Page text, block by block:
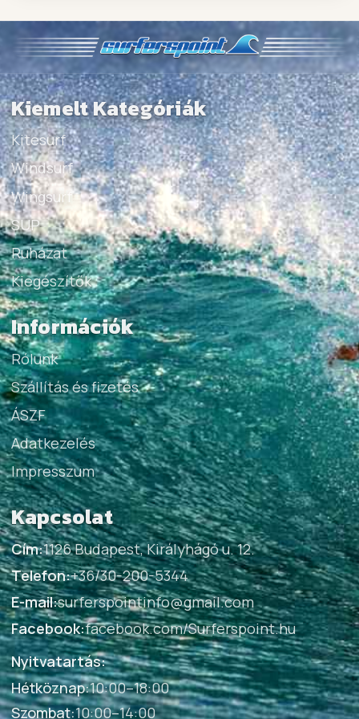
Kiemelt Kategóriák
Kitesurf
Windsurf
Wingsurf
SUP
Ruházat
Kiegészítők
Információk
Rólunk
Szállítás és fizetés
ÁSZF
Adatkezelés
Impresszum
Kapcsolat
Cím:1126 Budapest, Királyhágó u. 12.
Telefon:+36/30-200-5344
E-mail:surferspointinfo@gmail.com
Facebook:facebook.com/Surferspoint.hu
Nyitvatartás:
Hétköznap:10:00–18:00
Szombat:10:00–14:00